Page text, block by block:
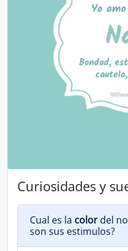
Curiosidades y
Cual es la color del
son sus estimulos?